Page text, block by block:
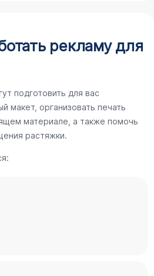
рекламу для
подготовить для вас
макет, организовать печать
материале, а также помочь
растяжки.